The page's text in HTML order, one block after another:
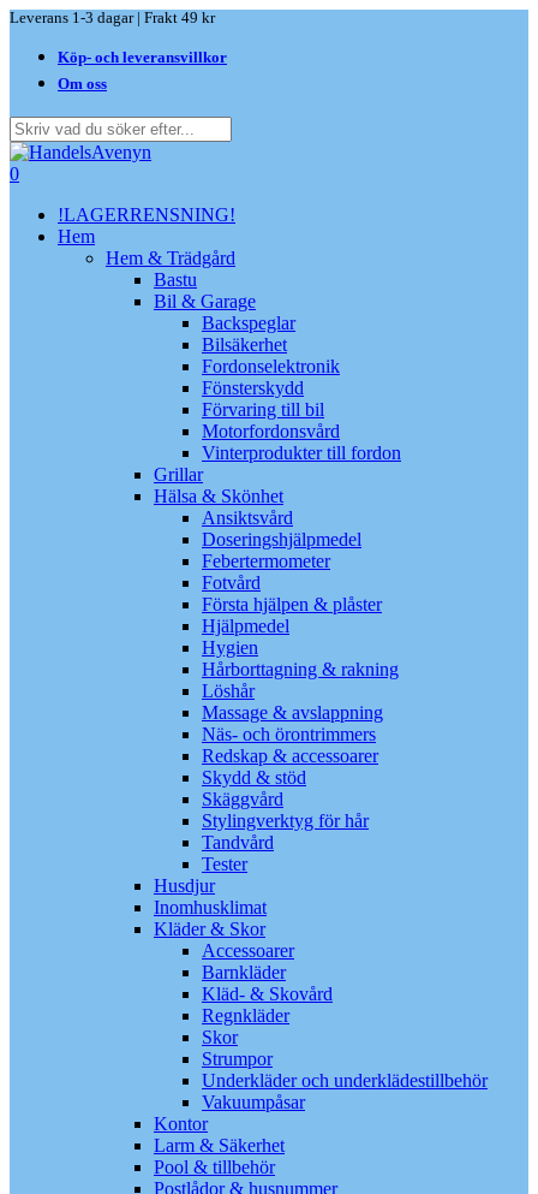
Skip
main
content
Leverans 1-3 dagar | Frakt 49 kr
Köp- och leveransvillkor
Om oss
Close
Search
search
0
!LAGERRENSNING!
Hem
Hem & Trädgård
Bastu
Bil & Garage
Backspeglar
Bilsäkerhet
Fordonselektronik
Fönsterskydd
Förvaring till bil
Motorfordonsvård
Vinterprodukter till fordon
Grillar
Hälsa & Skönhet
Ansiktsvård
Doseringshjälpmedel
Febertermometer
Fotvård
Första hjälpen & plåster
Hjälpmedel
Hygien
Hårborttagning & rakning
Löshår
Massage & avslappning
Näs- och örontrimmers
Redskap & accessoarer
Skydd & stöd
Skäggvård
Stylingverktyg för hår
Tandvård
Tester
Husdjur
Inomhusklimat
Kläder & Skor
Accessoarer
Barnkläder
Kläd- & Skovård
Regnkläder
Skor
Strumpor
Underkläder och underklädestillbehör
Vakuumpåsar
Kontor
Larm & Säkerhet
Pool & tillbehör
Postlådor & husnummer